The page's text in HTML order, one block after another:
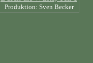
Produktion: Sven Becker